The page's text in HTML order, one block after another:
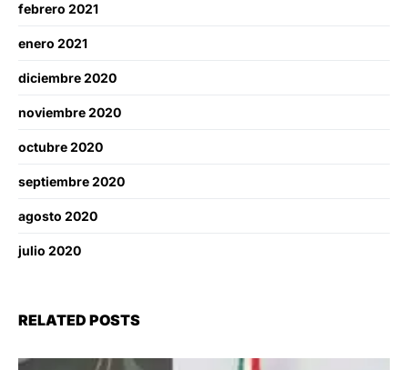
febrero 2021
enero 2021
diciembre 2020
noviembre 2020
octubre 2020
septiembre 2020
agosto 2020
julio 2020
RELATED POSTS